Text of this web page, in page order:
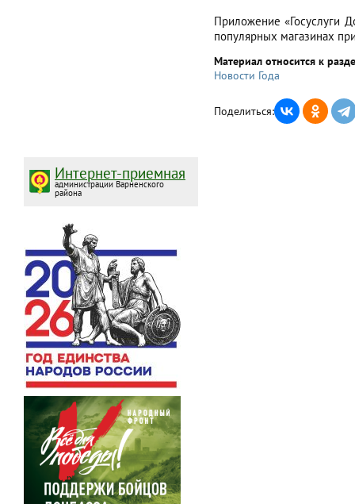
Приложение «Госуслуги
популярных магазинах
Материал относится к
Новости Года
Поделиться:
Интернет-приемная
администрации Варненского
района